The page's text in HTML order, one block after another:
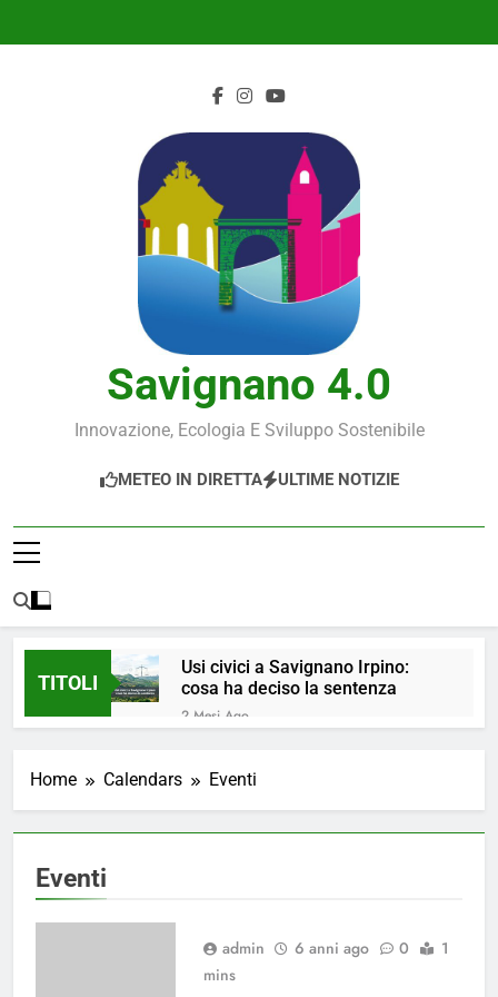
Savignano 4.0
Innovazione, Ecologia E Sviluppo Sostenibile
METEO IN DIRETTA ULTIME NOTIZIE
TITOLI
Usi civici a Savignano Irpino:
cosa ha deciso la sentenza
2 Mesi Ago
4 Mesi Ago
ORDINANZA N. 8/2026 –
PARZIALE REVOCA DEL DIVIETO
⚠️ Emergenza Acqua a
Home Calendars Eventi
Eventi
admin 6 anni ago 0
1
mins